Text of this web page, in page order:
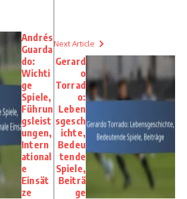
Andrés
Guarda
do:
Wichti
ge
Spiele,
Führun
gsleist
ungen,
Intern
ational
e
Einsät
ze
Next Article
Gerard
o
Torrad
o:
Leben
sgesch
ichte,
Bedeu
tende
Spiele,
Beiträ
ge